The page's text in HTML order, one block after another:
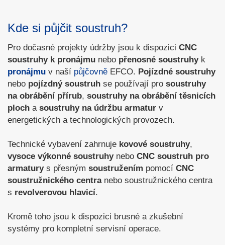
Kde si půjčit soustruh?
Pro dočasné projekty údržby jsou k dispozici CNC
soustruhy k pronájmu nebo přenosné soustruhyk
pronájmu v naší půjčovně EFCO. Pojízdné soustruhy
nebo pojízdný soustruh se používají pro soustruhy
na obrábění přírub, soustruhy na obrábění těsnicích
ploch a soustruhy na údržbu armatur v
energetických a technologických provozech.
Technické vybavení zahrnuje kovové soustruhy,
vysoce výkonné soustruhynebo CNC soustruh pro
armaturys přesným soustružením pomocí CNC
soustružnického centranebo soustružnického centra
s revolverovou hlavicí.
Kromě toho jsou k dispozici brusné a zkušební
systémy pro kompletní servisní operace.